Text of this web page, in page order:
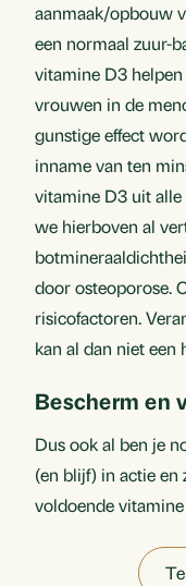
aanmaak/opbouw
een normaal zuur-
vitamine D3
vrouwen in de
gunstige effect
inname van ten
vitamine D3 uit
we hierboven al
door osteoporose.
risicofactoren.
kan al dan niet een
Bescherm en
Dus ook al ben je
(en blijf) in actie
voldoende